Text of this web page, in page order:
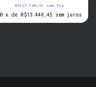
R$127.760,31 com Pix
x de R$13.448,45 sem juros